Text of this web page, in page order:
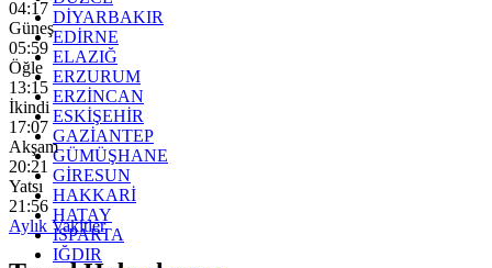
DİYARBAKIR
EDİRNE
ELAZIĞ
ERZURUM
ERZİNCAN
ESKİŞEHİR
GAZİANTEP
GÜMÜŞHANE
GİRESUN
HAKKARİ
HATAY
ISPARTA
IĞDIR
04:17
Güneş
05:59
Öğle
13:15
İkindi
17:07
Akşam
20:21
Yatsı
21:56
Aylık Vakitler